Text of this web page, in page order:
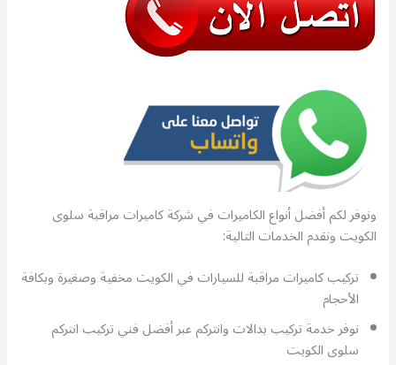
ونوفر لكم أفضل أنواع الكاميرات في شركة كاميرات مراقبة سلوى
الكويت ونقدم الخدمات التالية:
تركيب كاميرات مراقبة للسيارات في الكويت مخفية وصغيرة وبكافة
الأحجام
نوفر خدمة تركيب بدالات وانتركم عبر أفضل فني تركيب انتركم
سلوى الكويت